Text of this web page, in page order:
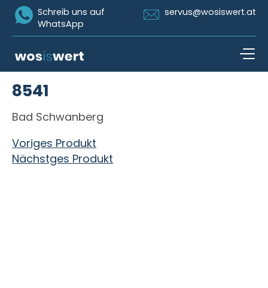
Icon Whatsapp
Schreib uns auf
WhatsApp
Icon Email
servus@wosiswert.at
8541
Bad Schwanberg
Beitragsnavigation
Voriges Produkt
Nächstges Produkt